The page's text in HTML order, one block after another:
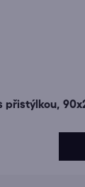
přistýlkou,